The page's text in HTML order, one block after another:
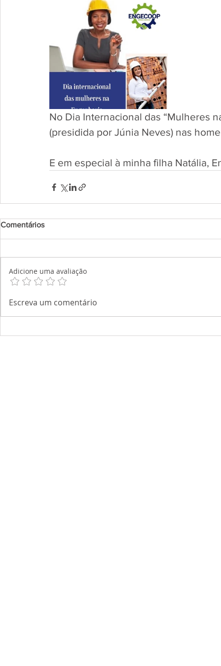
No Dia Internacional das “Mulheres
(presidida por Júnia Neves) nas
E em especial à minha filha Natália,
Comentários
Adicione uma avaliação
Escreva um comentário